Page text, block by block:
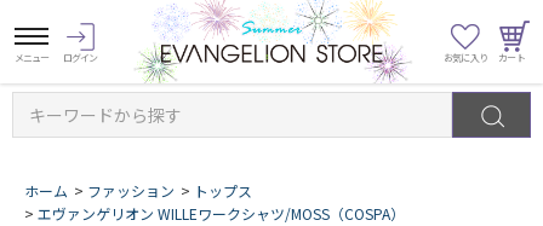
キーワードから探す
ホーム > ファッション > トップス
> エヴァンゲリオン WILLEワークシャツ/MOSS（COSPA）